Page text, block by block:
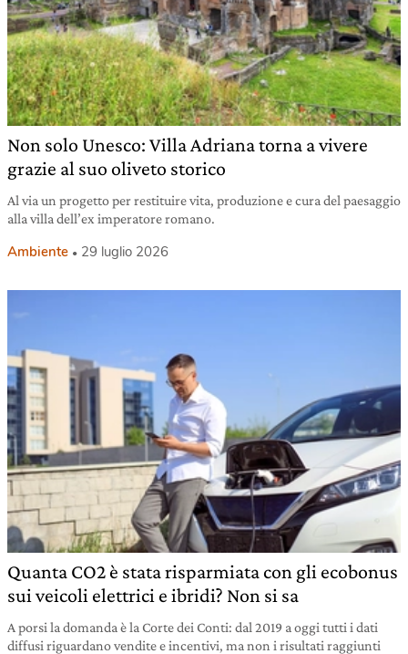
Non solo Unesco: Villa Adriana torna a vivere
grazie al suo oliveto storico
Al via un progetto per restituire vita, produzione e cura del paesaggio
alla villa dell’ex imperatore romano.
Ambiente 29 luglio 2026
Quanta CO2 è stata risparmiata con gli ecobonus
sui veicoli elettrici e ibridi? Non si sa
A porsi la domanda è la Corte dei Conti: dal 2019 a oggi tutti i dati
diffusi riguardano vendite e incentivi, ma non i risultati raggiunti